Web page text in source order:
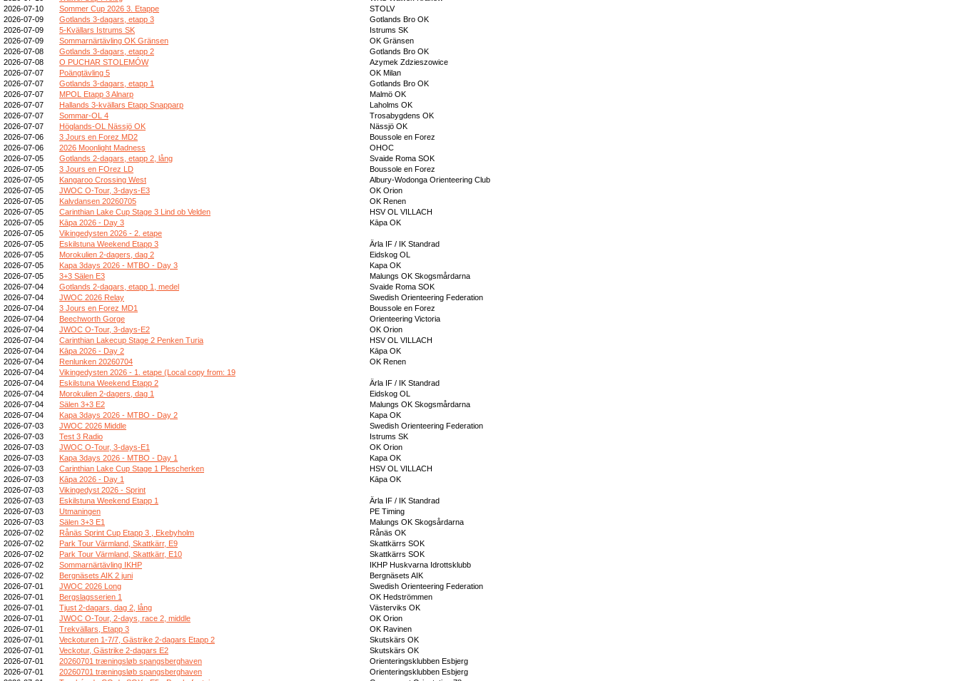
2026-07-10
Sommer Cup 2026 3. Etappe
STOLV
2026-07-09
Gotlands 3-dagars, etapp 3
Gotlands Bro OK
2026-07-09
5-Kvällars Istrums SK
Istrums SK
2026-07-09
Sommarnärtävling OK Gränsen
OK Gränsen
2026-07-08
Gotlands 3-dagars, etapp 2
Gotlands Bro OK
2026-07-08
O PUCHAR STOLEMÓW
Azymek Zdzieszowice
2026-07-07
Poängtävling 5
OK Milan
2026-07-07
Gotlands 3-dagars, etapp 1
Gotlands Bro OK
2026-07-07
MPOL Etapp 3 Alnarp
Malmö OK
2026-07-07
Hallands 3-kvällars Etapp Snapparp
Laholms OK
2026-07-07
Sommar-OL 4
Trosabygdens OK
2026-07-07
Höglands-OL Nässjö OK
Nässjö OK
2026-07-06
3 Jours en Forez MD2
Boussole en Forez
2026-07-06
2026 Moonlight Madness
OHOC
2026-07-05
Gotlands 2-dagars, etapp 2, lång
Svaide Roma SOK
2026-07-05
3 Jours en FOrez LD
Boussole en Forez
2026-07-05
Kangaroo Crossing West
Albury-Wodonga Orienteering Club
2026-07-05
JWOC O-Tour, 3-days-E3
OK Orion
2026-07-05
Kalvdansen 20260705
OK Renen
2026-07-05
Carinthian Lake Cup Stage 3 Lind ob Velden
HSV OL VILLACH
2026-07-05
Kāpa 2026 - Day 3
Kāpa OK
2026-07-05
Vikingedysten 2026 - 2. etape
2026-07-05
Eskilstuna Weekend Etapp 3
Ärla IF / IK Standrad
2026-07-05
Morokulien 2-dagers, dag 2
Eidskog OL
2026-07-05
Kapa 3days 2026 - MTBO - Day 3
Kapa OK
2026-07-05
3+3 Sälen E3
Malungs OK Skogsmårdarna
2026-07-04
Gotlands 2-dagars, etapp 1, medel
Svaide Roma SOK
2026-07-04
JWOC 2026 Relay
Swedish Orienteering Federation
2026-07-04
3 Jours en Forez MD1
Boussole en Forez
2026-07-04
Beechworth Gorge
Orienteering Victoria
2026-07-04
JWOC O-Tour, 3-days-E2
OK Orion
2026-07-04
Carinthian Lakecup Stage 2 Penken Turia
HSV OL VILLACH
2026-07-04
Kāpa 2026 - Day 2
Kāpa OK
2026-07-04
Renlunken 20260704
OK Renen
2026-07-04
Vikingedysten 2026 - 1. etape (Local copy from: 19
2026-07-04
Eskilstuna Weekend Etapp 2
Ärla IF / IK Standrad
2026-07-04
Morokulien 2-dagers, dag 1
Eidskog OL
2026-07-04
Sälen 3+3 E2
Malungs OK Skogsmårdarna
2026-07-04
Kapa 3days 2026 - MTBO - Day 2
Kapa OK
2026-07-03
JWOC 2026 Middle
Swedish Orienteering Federation
2026-07-03
Test 3 Radio
Istrums SK
2026-07-03
JWOC O-Tour, 3-days-E1
OK Orion
2026-07-03
Kapa 3days 2026 - MTBO - Day 1
Kapa OK
2026-07-03
Carinthian Lake Cup Stage 1 Plescherken
HSV OL VILLACH
2026-07-03
Kāpa 2026 - Day 1
Kāpa OK
2026-07-03
Vikingedyst 2026 - Sprint
2026-07-03
Eskilstuna Weekend Etapp 1
Ärla IF / IK Standrad
2026-07-03
Utmaningen
PE Timing
2026-07-03
Sälen 3+3 E1
Malungs OK Skogsårdarna
2026-07-02
Rånäs Sprint Cup Etapp 3 , Ekebyholm
Rånäs OK
2026-07-02
Park Tour Värmland, Skattkärr, E9
Skattkärrs SOK
2026-07-02
Park Tour Värmland, Skattkärr, E10
Skattkärrs SOK
2026-07-02
Sommarnärtävling IKHP
IKHP Huskvarna Idrottsklubb
2026-07-02
Bergnäsets AIK 2 juni
Bergnäsets AIK
2026-07-01
JWOC 2026 Long
Swedish Orienteering Federation
2026-07-01
Bergslagsserien 1
OK Hedströmmen
2026-07-01
Tjust 2-dagars, dag 2, lång
Västerviks OK
2026-07-01
JWOC O-Tour, 2-days, race 2, middle
OK Orion
2026-07-01
Trekvällars, Etapp 3
OK Ravinen
2026-07-01
Veckoturen 1-7/7, Gästrike 2-dagars Etapp 2
Skutskärs OK
2026-07-01
Veckotur, Gästrike 2-dagars E2
Skutskärs OK
2026-07-01
20260701 træningsløb spangsberghaven
Orienteringsklubben Esbjerg
2026-07-01
20260701 træningsløb spangsberghaven
Orienteringsklubben Esbjerg